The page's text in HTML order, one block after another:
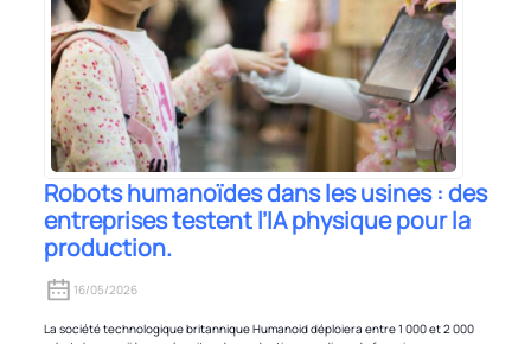
Robots humanoïdes dans les usines : des
entreprises testent l’IA physique pour la
production.
16/05/2026
La société technologique britannique Humanoid déploiera entre 1 000 et 2 000